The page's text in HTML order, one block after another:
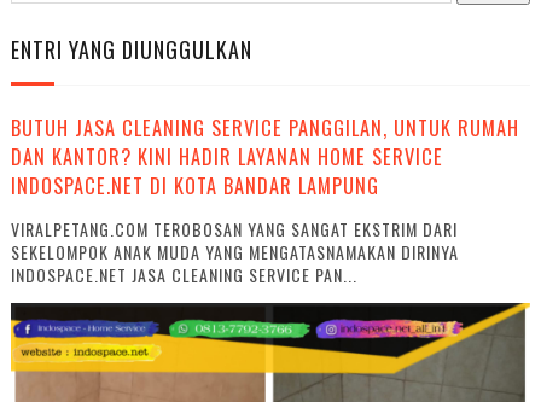
ENTRI YANG DIUNGGULKAN
BUTUH JASA CLEANING SERVICE PANGGILAN, UNTUK RUMAH
DAN KANTOR? KINI HADIR LAYANAN HOME SERVICE
INDOSPACE.NET DI KOTA BANDAR LAMPUNG
VIRALPETANG.COM TEROBOSAN YANG SANGAT EKSTRIM DARI
SEKELOMPOK ANAK MUDA YANG MENGATASNAMAKAN DIRINYA
INDOSPACE.NET JASA CLEANING SERVICE PAN...